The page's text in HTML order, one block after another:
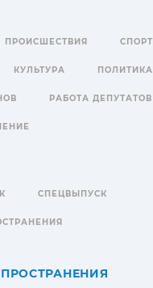
ПРОИСШЕСТВИЯ СПОРТ
КУЛЬТУРА ПОЛИТИКА
РАБОТА ДЕПУТАТОВ
СПЕЦВЫПУСК